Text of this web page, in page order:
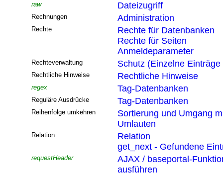
raw Dateizugriff
Rechnungen Administration
Rechte
Rechte für Datenbanken
Rechte für Seiten
Anmeldeparameter
Rechteverwaltung Schutz (Einzelne
Rechtliche Hinweise Rechtliche Hinweise
regex Tag-Datenbanken
Reguläre Ausdrücke Tag-Datenbanken
Reihenfolge umkehren
Sortierung und Umgang
Umlauten
Relation
Relation
get_next - Gefundene
requestHeader
AJAX / baseportal-
ausführen